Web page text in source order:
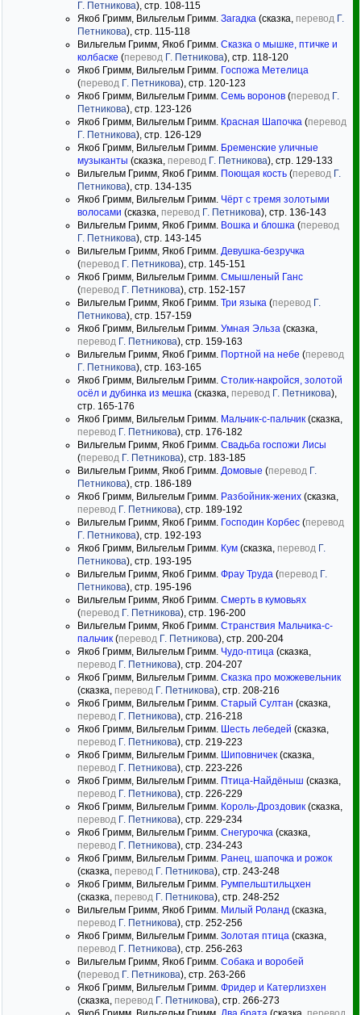
Г. Петникова), стр. 108-115
Якоб Гримм, Вильгельм Гримм. Загадка (сказка, перевод Г.
Петникова), стр. 115-118
Вильгельм Гримм, Якоб Гримм. Сказка о мышке, птичке и
колбаске (перевод Г. Петникова), стр. 118-120
Якоб Гримм, Вильгельм Гримм. Госпожа Метелица
(перевод Г. Петникова), стр. 120-123
Якоб Гримм, Вильгельм Гримм. Семь воронов (перевод Г.
Петникова), стр. 123-126
Якоб Гримм, Вильгельм Гримм. Красная Шапочка (перевод
Г. Петникова), стр. 126-129
Якоб Гримм, Вильгельм Гримм. Бременские уличные
музыканты (сказка, перевод Г. Петникова), стр. 129-133
Вильгельм Гримм, Якоб Гримм. Поющая кость (перевод Г.
Петникова), стр. 134-135
Якоб Гримм, Вильгельм Гримм. Чёрт с тремя золотыми
волосами (сказка, перевод Г. Петникова), стр. 136-143
Вильгельм Гримм, Якоб Гримм. Вошка и блошка (перевод
Г. Петникова), стр. 143-145
Вильгельм Гримм, Якоб Гримм. Девушка-безручка
(перевод Г. Петникова), стр. 145-151
Якоб Гримм, Вильгельм Гримм. Смышленый Ганс
(перевод Г. Петникова), стр. 152-157
Вильгельм Гримм, Якоб Гримм. Три языка (перевод Г.
Петникова), стр. 157-159
Якоб Гримм, Вильгельм Гримм. Умная Эльза (сказка,
перевод Г. Петникова), стр. 159-163
Вильгельм Гримм, Якоб Гримм. Портной на небе (перевод
Г. Петникова), стр. 163-165
Якоб Гримм, Вильгельм Гримм. Столик-накройся, золотой
осёл и дубинка из мешка (сказка, перевод Г. Петникова),
стр. 165-176
Якоб Гримм, Вильгельм Гримм. Мальчик-с-пальчик (сказка,
перевод Г. Петникова), стр. 176-182
Вильгельм Гримм, Якоб Гримм. Свадьба госпожи Лисы
(перевод Г. Петникова), стр. 183-185
Вильгельм Гримм, Якоб Гримм. Домовые (перевод Г.
Петникова), стр. 186-189
Якоб Гримм, Вильгельм Гримм. Разбойник-жених (сказка,
перевод Г. Петникова), стр. 189-192
Вильгельм Гримм, Якоб Гримм. Господин Корбес (перевод
Г. Петникова), стр. 192-193
Якоб Гримм, Вильгельм Гримм. Кум (сказка, перевод Г.
Петникова), стр. 193-195
Вильгельм Гримм, Якоб Гримм. Фрау Труда (перевод Г.
Петникова), стр. 195-196
Вильгельм Гримм, Якоб Гримм. Смерть в кумовьях
(перевод Г. Петникова), стр. 196-200
Вильгельм Гримм, Якоб Гримм. Странствия Мальчика-с-
пальчик (перевод Г. Петникова), стр. 200-204
Якоб Гримм, Вильгельм Гримм. Чудо-птица (сказка,
перевод Г. Петникова), стр. 204-207
Якоб Гримм, Вильгельм Гримм. Сказка про можжевельник
(сказка, перевод Г. Петникова), стр. 208-216
Якоб Гримм, Вильгельм Гримм. Старый Султан (сказка,
перевод Г. Петникова), стр. 216-218
Якоб Гримм, Вильгельм Гримм. Шесть лебедей (сказка,
перевод Г. Петникова), стр. 219-223
Якоб Гримм, Вильгельм Гримм. Шиповничек (сказка,
перевод Г. Петникова), стр. 223-226
Якоб Гримм, Вильгельм Гримм. Птица-Найдёныш (сказка,
перевод Г. Петникова), стр. 226-229
Якоб Гримм, Вильгельм Гримм. Король-Дроздовик (сказка,
перевод Г. Петникова), стр. 229-234
Якоб Гримм, Вильгельм Гримм. Снегурочка (сказка,
перевод Г. Петникова), стр. 234-243
Якоб Гримм, Вильгельм Гримм. Ранец, шапочка и рожок
(сказка, перевод Г. Петникова), стр. 243-248
Якоб Гримм, Вильгельм Гримм. Румпельштильцхен
(сказка, перевод Г. Петникова), стр. 248-252
Вильгельм Гримм, Якоб Гримм. Милый Роланд (сказка,
перевод Г. Петникова), стр. 252-256
Якоб Гримм, Вильгельм Гримм. Золотая птица (сказка,
перевод Г. Петникова), стр. 256-263
Вильгельм Гримм, Якоб Гримм. Собака и воробей
(перевод Г. Петникова), стр. 263-266
Якоб Гримм, Вильгельм Гримм. Фридер и Катерлизхен
(сказка, перевод Г. Петникова), стр. 266-273